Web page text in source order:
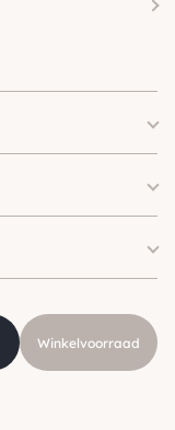
Winkelvoorraad